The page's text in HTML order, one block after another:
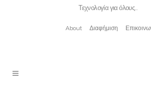
Τεχνολογία για όλους…
About Διαφήμιση